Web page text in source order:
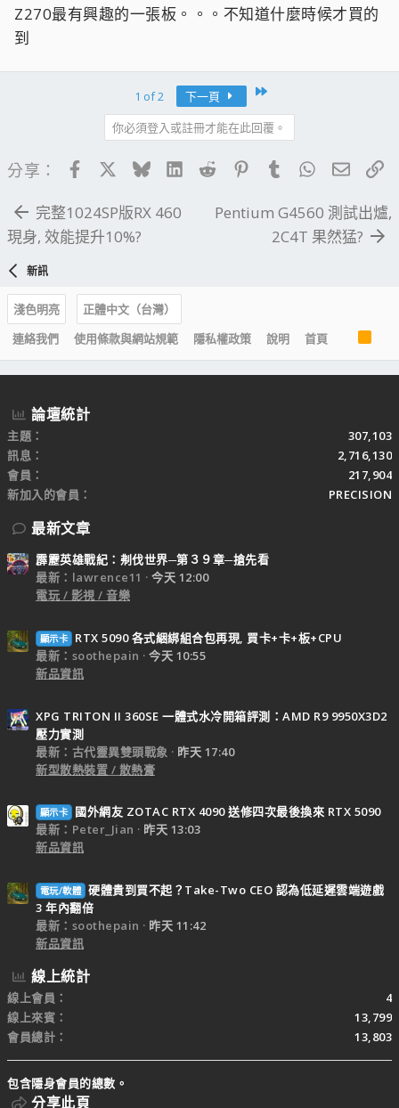
Z270最有興趣的一張板。。。不知道什麼時候才買的
到
1 of 2 下一頁
你必須登入或註冊才能在此回覆。
分享： FacebookBlueskyLinkedIn
Reddit PinterestTumblrWhatsApp
電子
完整1024SP版RX 460
現身, 效能提升10%?
Pentium G4560 測試出爐,
2C4T 果然猛?
新訊
淺色明亮
正體中文（台灣）
連絡我們
使用條款與網站規範 隱私權政策 說明 首頁
R
S
S
論壇統計
主題
307,103
訊息
2,716,130
會員
217,904
新加入的會員
PRECISION
最新文章
霹靂英雄戰紀：刜伐世界─第３９章─搶先看
最新：lawrence11
今天 12:00
電玩 / 影視 / 音樂
顯示卡
RTX 5090 各式綑綁組合包再現, 買卡+卡+板+CPU
最新：soothepain
今天 10:55
新品資訊
XPG TRITON II 360SE 一體式水冷開箱評測：AMD R9 9950X3D2
壓力實測
最新：古代靈異雙頭戰象
昨天 17:40
新型散熱裝置 / 散熱膏
顯示卡
國外網友 ZOTAC RTX 4090 送修四次最後換來 RTX 5090
最新：Peter_Jian
昨天 13:03
新品資訊
電玩/軟體 硬體貴到買不起？Take-Two CEO 認為低延遲雲端遊戲
3 年內翻倍
最新：soothepain
昨天 11:42
新品資訊
線上統計
線上會員
4
線上來賓
13,799
會員總計
13,803
包含隱身會員的總數。
分享此頁